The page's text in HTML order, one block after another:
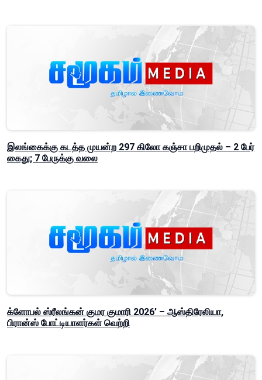
இலங்கைக்கு கடத்த முயன்ற 297 கிலோ கஞ்சா பறிமுதல் – 2 பேர்
கைது; 7 பேருக்கு வலை
க்ளோபல் ஸ்ரீலங்கன் குமர குமாரி 2026’ – ஆஸ்திரேலியா,
பிரான்ஸ் போட்டியாளர்கள் வெற்றி